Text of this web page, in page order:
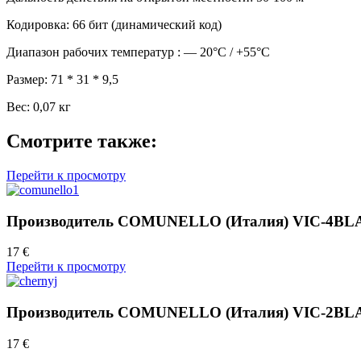
Кодировка: 66 бит (динамический код)
Диапазон рабочих температур : — 20°С / +55°С
Размер: 71 * 31 * 9,5
Вес: 0,07 кг
Смотрите также:
Перейти к просмотру
Производитель COMUNELLO (Италия) VIC-
17 €
Перейти к просмотру
Производитель COMUNELLO (Италия) VIC-
17 €